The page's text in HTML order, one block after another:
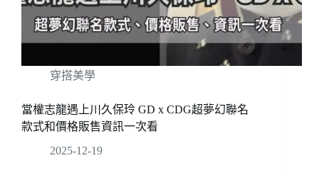
穿搭美學
當權志龍遇上川久保玲 GD x CDG超夢幻聯名
款式和價格販售資訊一次看
2025-12-19